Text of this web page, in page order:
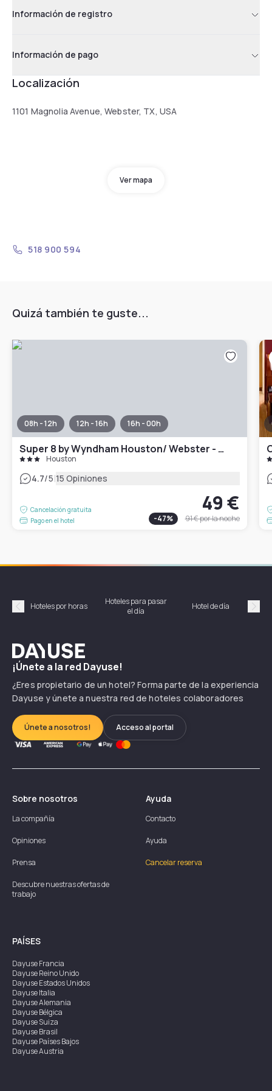
Información de registro
Información de pago
Localización
1101 Magnolia Avenue, Webster, TX, USA
Ver mapa
518 900 594
Quizá también te guste...
08h - 12h 12h - 16h 16h - 00h
Super 8 by Wyndham Houston/ Webster - NASA
Houston
4.7/5|15 Opiniones
Cancelación gratuita
Pago en el hotel
49 €
-47% 91 €por la noche
Précédent
Hoteles por horas
Hoteles para pasar
el día
Hotel de día
Dayuse
¡Únete a la red Dayuse!
¿Eres propietario de un hotel? Forma parte de la experiencia
Dayuse y únete a nuestra red de hoteles colaboradores
Únete a nosotros! Acceso al portal
Sobre nosotros
La compañía
Opiniones
Prensa
Descubre nuestras ofertas de
trabajo
Ayuda
Contacto
Ayuda
Cancelar reserva
PAÍSES
DayuseFrancia
DayuseReino Unido
DayuseEstados Unidos
DayuseItalia
DayuseAlemania
DayuseBélgica
DayuseSuiza
DayuseBrasil
DayusePaíses Bajos
DayuseAustria